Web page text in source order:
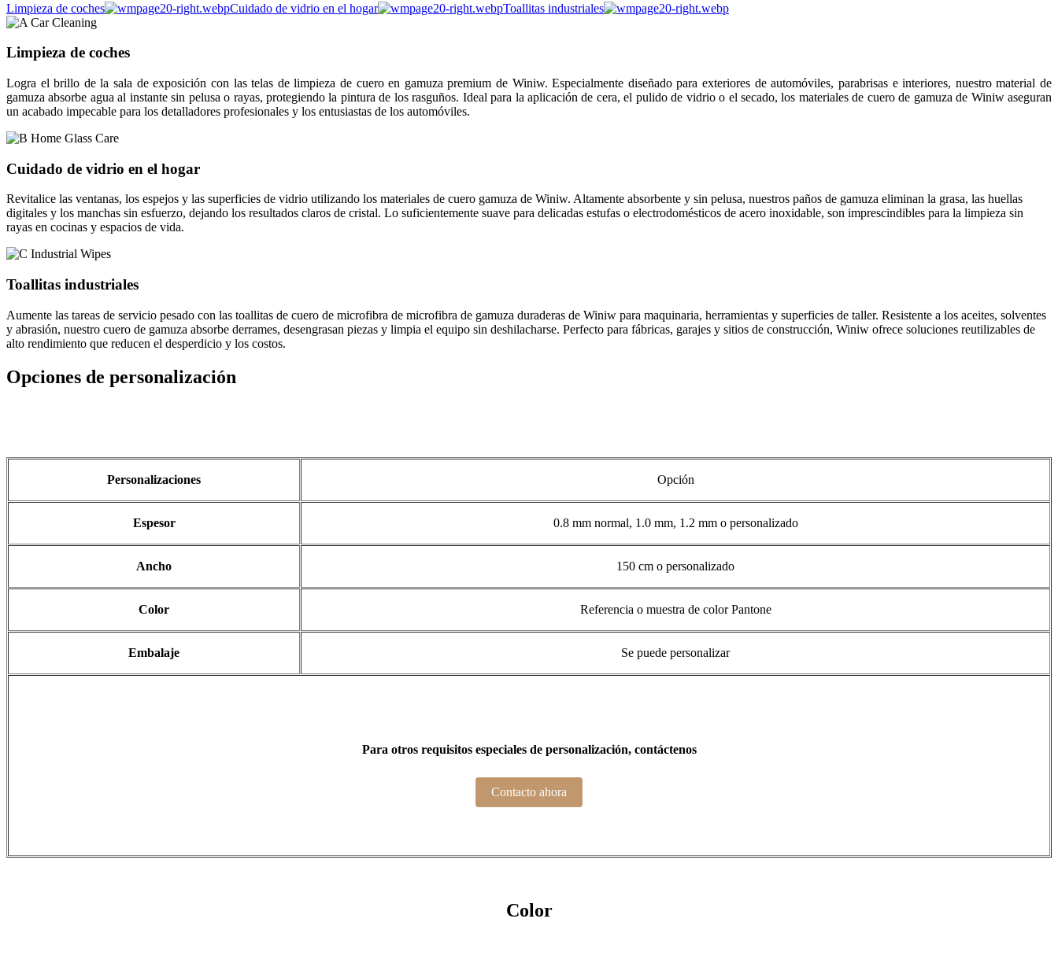
Limpieza de coches Cuidado de vidrio en el hogar Toallitas industriales
Limpieza de coches
Logra el brillo de la sala de exposición con las telas de limpieza de cuero en gamuza premium de Winiw. Especialmente diseñado para exteriores de automóviles, parabrisas e interiores, nuestro material de
gamuza absorbe agua al instante sin pelusa o rayas, protegiendo la pintura de los rasguños. Ideal para la aplicación de cera, el pulido de vidrio o el secado, los materiales de cuero de gamuza de Winiw aseguran
un acabado impecable para los detalladores profesionales y los entusiastas de los automóviles.
Cuidado de vidrio en el hogar
Revitalice las ventanas, los espejos y las superficies de vidrio utilizando los materiales de cuero gamuza de Winiw. Altamente absorbente y sin pelusa, nuestros paños de gamuza eliminan la grasa, las huellas
digitales y los manchas sin esfuerzo, dejando los resultados claros de cristal. Lo suficientemente suave para delicadas estufas o electrodomésticos de acero inoxidable, son imprescindibles para la limpieza sin
rayas en cocinas y espacios de vida.
Toallitas industriales
Aumente las tareas de servicio pesado con las toallitas de cuero de microfibra de microfibra de gamuza duraderas de Winiw para maquinaria, herramientas y superficies de taller. Resistente a los aceites, solventes
y abrasión, nuestro cuero de gamuza absorbe derrames, desengrasan piezas y limpia el equipo sin deshilacharse. Perfecto para fábricas, garajes y sitios de construcción, Winiw ofrece soluciones reutilizables de
alto rendimiento que reducen el desperdicio y los costos.
Opciones de personalización
Personalizaciones Opción
Espesor 0.8 mm normal, 1.0 mm, 1.2 mm o personalizado
Ancho 150 cm o personalizado
Color Referencia o muestra de color Pantone
Embalaje Se puede personalizar
Para otros requisitos especiales de personalización, contáctenos
Contacto ahora
Color